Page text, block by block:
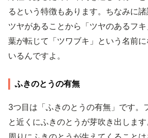
るという特徴もあります。ちなみに
ツヤがあることから「ツヤのあるフ
葉が転じて「ツワブキ」という名前
いるんですよ。
ふきのとうの有無
3つ目は「ふきのとうの有無」です。
と近くにふきのとうが芽吹き出しま